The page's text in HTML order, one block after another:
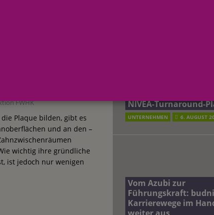
Unternehmen gehört weltweit zu den Pionieren bei der
Konzern passt Prognose an und beschließt NIVEA-Turnaround-Plan
– Die Oral-B
Reinigung
FWHK
Plaque bilden, gibt es
und an den –
wichtig ihre gründliche
ist jedoch nur wenigen
Prognose an und
NIVEA-Turnaround-
UNTERNEHMEN 6. AUGUST
Vom Azubi zur
Führungskraft:
Karrierewege im
weiter aus